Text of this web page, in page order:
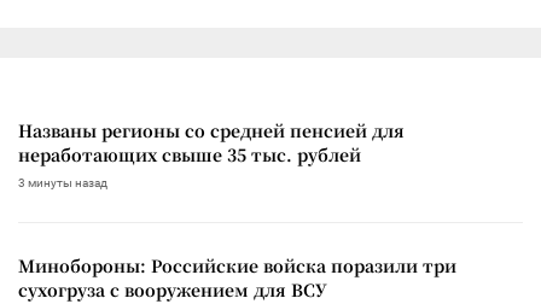
Названы регионы со средней пенсией для
неработающих свыше 35 тыс. рублей
3 минуты назад
Минобороны: Российские войска поразили три
сухогруза с вооружением для ВСУ